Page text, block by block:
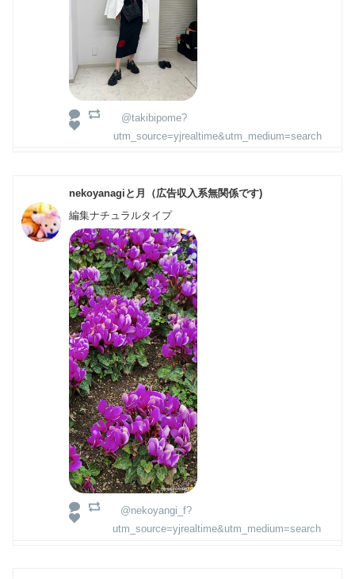
@takibipome?
utm_source=yjrealtime&utm_medium=search
nekoyanagiと月（広告収入系無関係です)
編集ナチュラルタイプ
@nekoyangi_f?
utm_source=yjrealtime&utm_medium=search